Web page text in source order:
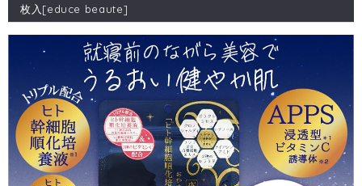
枚入[educe beaute]